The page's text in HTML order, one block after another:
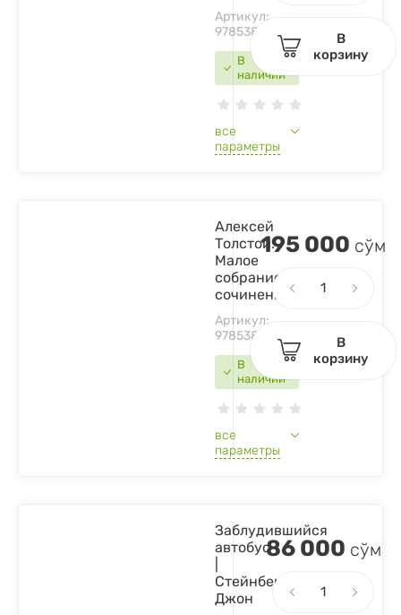
В
наличии
Артикул:
9785389067851
все
параметры
В
корзину
В
наличии
Алексей
Толстой:
Малое
собрание
сочинений
Артикул:
9785389094628
все
параметры
195 000 сўм
В
корзину
Заблудившийся
автобус
Стейнбек
Джон
86 000 сўм